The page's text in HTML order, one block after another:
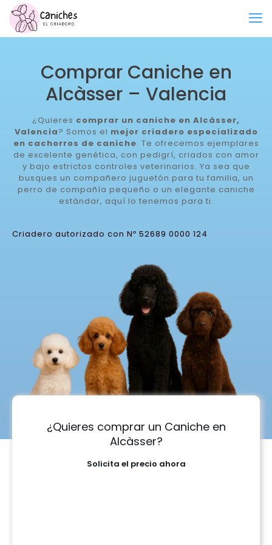
Comprar Caniche en
Alcàsser – Valencia
¿Quieres comprar un caniche en Alcàsser,
Valencia? Somos el mejor criadero especializado
en cachorros de caniche. Te ofrecemos ejemplares
de excelente genética, con pedigrí, criados con amor
y bajo estrictos controles veterinarios. Ya sea que
busques un compañero juguetón para tu familia, un
perro de compañía pequeño o un elegante caniche
estándar, aquí lo tenemos para ti.
Criadero autorizado con Nº 52689 0000 124
¿Quieres comprar un Caniche en
Alcàsser?
Solicita el precio ahora